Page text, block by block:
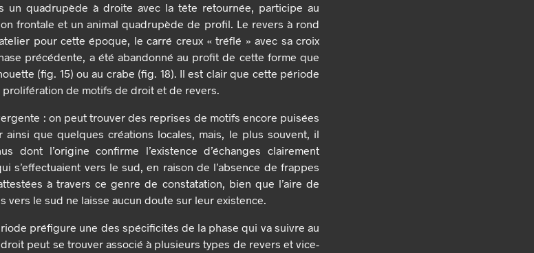
un quadrupède à droite avec la tête retournée, participe au
frontale et un animal quadrupède de profil. Le revers à rond
pour cette époque, le carré creux « tréflé » avec sa croix
précédente, a été abandonné au profit de cette forme que
(fig. 15) ou au crabe (fig. 18). Il est clair que cette période
de motifs de droit et de revers.
: on peut trouver des reprises de motifs encore puisées
ainsi que quelques créations locales, mais, le plus souvent, il
dont l’origine confirme l’existence d’échanges clairement
s’effectuaient vers le sud, en raison de l’absence de frappes
à travers ce genre de constatation, bien que l’aire de
vers le sud ne laisse aucun doute sur leur existence.
préfigure une des spécificités de la phase qui va suivre au
peut se trouver associé à plusieurs types de revers et vice-